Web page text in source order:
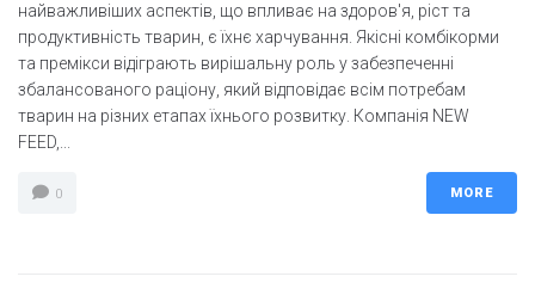
найважливіших аспектів, що впливає на здоров'я, ріст та
продуктивність тварин, є їхнє харчування. Якісні комбікорми
та премікси відіграють вирішальну роль у забезпеченні
збалансованого раціону, який відповідає всім потребам
тварин на різних етапах їхнього розвитку. Компанія NEW
FEED,...
0 MORE